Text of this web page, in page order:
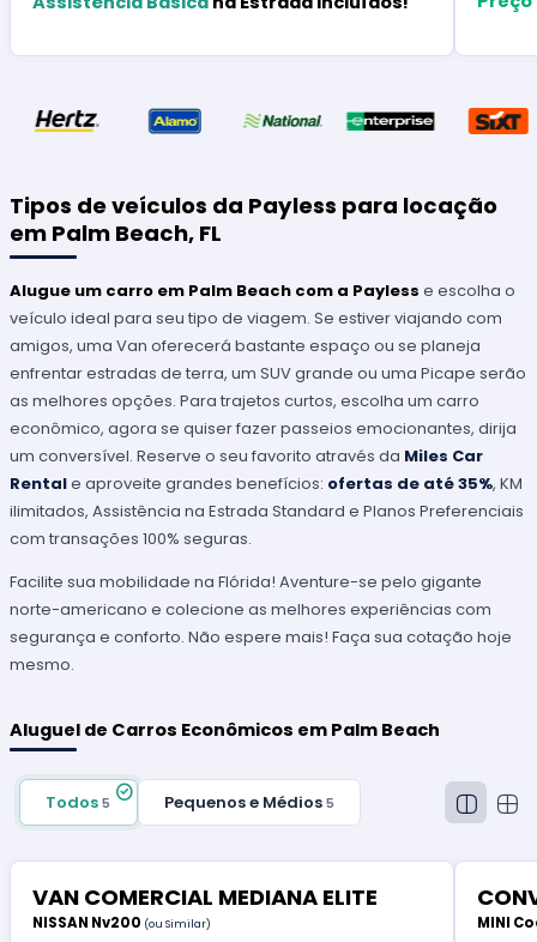
Tipos de veículos da Payless para locação
em Palm Beach, FL
Alugue um carro em Palm Beach com a Payless e escolha o
veículo ideal para seu tipo de viagem. Se estiver viajando com
amigos, uma Van oferecerá bastante espaço ou se planeja
enfrentar estradas de terra, um SUV grande ou uma Picape serão
as melhores opções. Para trajetos curtos, escolha um carro
econômico, agora se quiser fazer passeios emocionantes, dirija
um conversível. Reserve o seu favorito através da Miles Car
Rentale aproveite grandes benefícios: ofertas de até 35%, KM
ilimitados, Assistência na Estrada Standard e Planos Preferenciais
com transações 100% seguras.
Facilite sua mobilidade na Flórida! Aventure-se pelo gigante
norte-americano e colecione as melhores experiências com
segurança e conforto. Não espere mais! Faça sua cotação hoje
mesmo.
Aluguel de Carros Econômicos em Palm Beach
Todos5 Pequenos e Médios 5
VAN COMERCIAL MEDIANA ELITE
NISSAN Nv200 (ou Similar) MINI